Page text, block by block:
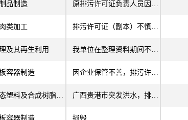
品制造 原排污许可证负责人员因保管不善，正本遗失，只交接了副本。
类加工 排污许可证（副本）不慎遗失。
及其再生利用 我单位在整理资料期间不慎将《排污许可证》副本遗失，现按要求申请补办，后续我单位将妥善保管杜绝此类问题再次发生。
容器制造 因企业保管不善，排污许可证的正、副本已遗失。
初级形态塑料及合成树脂制造 广西贵港市突发洪水，排污许可证被冲走
容器制造 损毁